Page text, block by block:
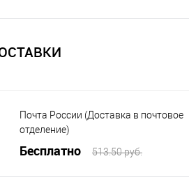
Почта России (Доставка в почтовое
отделение)
Бесплатно 513.50 руб.